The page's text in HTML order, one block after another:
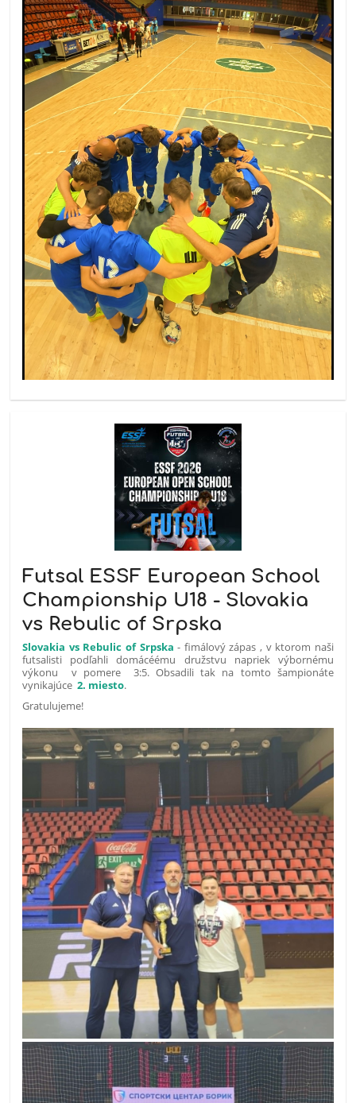
Futsal ESSF European School
Championship U18 - Slovakia
vs Rebulic of Srpska
Slovakia vs Rebulic of Srpska - fimálový zápas , v ktorom naši
futsalisti podľahli domácéému družstvu napriek výbornému
výkonu v pomere 3:5. Obsadili tak na tomto šampionáte
vynikajúce2. miesto.
Gratulujeme!